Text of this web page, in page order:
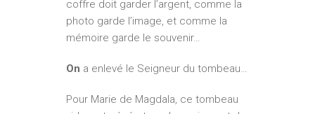
coffre doit garder l’argent, comme la
photo garde l’image, et comme la
mémoire garde le souvenir…
On a enlevé le Seigneur du tombeau…
Pour Marie de Magdala, ce tombeau